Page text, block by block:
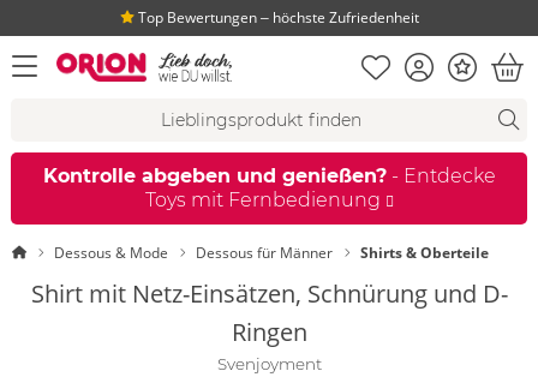
Top Bewertungen ‒ höchste Zufriedenheit
Menü öffnen Merkliste
KontoBonus
Kontrolle abgeben und genießen?- Entdecke
Toys mit Fernbedienung
StartseiteDessous & Mode Dessous für Männer Shirts & Oberteile
Shirt mit Netz-Einsätzen, Schnürung und D-
Ringen
Svenjoyment